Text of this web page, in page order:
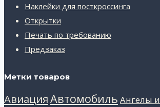
Наклейки для посткроссинга
Открытки
Печать по требованию
Предзаказ
Метки товаров
АвиацияАвтомобиль Ангелы